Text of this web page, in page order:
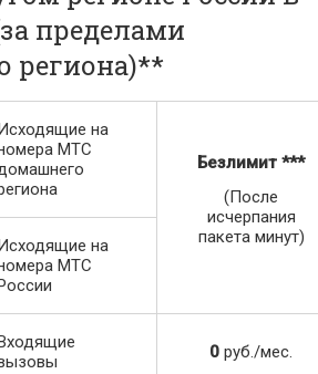
пределами
региона)**
на
МТС
Безлимит ***
(После
исчерпания
пакета минут)
на
МТС
0 руб./мес.